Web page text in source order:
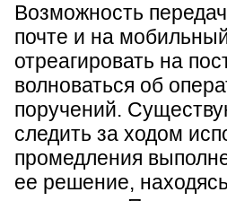
Возможность
почте и на
отреагировать на
волноваться об
поручений.
следить за ходом
промедления
ее решение,